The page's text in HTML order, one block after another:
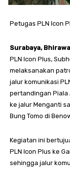
Petugas PLN Icon
Surabaya,
PLN Icon Plus,
melaksanakan
jalur komunikasi
pertandingan Piala
ke jalur Menganti
Bung Tomo di
Kegiatan ini
PLN Icon Plus ke
sehingga jalur